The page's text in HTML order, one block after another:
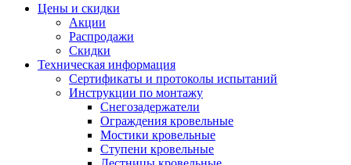
Цены и скидки
Акции
Распродажи
Скидки
Техническая информация
Сертификаты и протоколы испытаний
Инструкции по монтажу
Снегозадержатели
Ограждения кровельные
Мостики кровельные
Ступени кровельные